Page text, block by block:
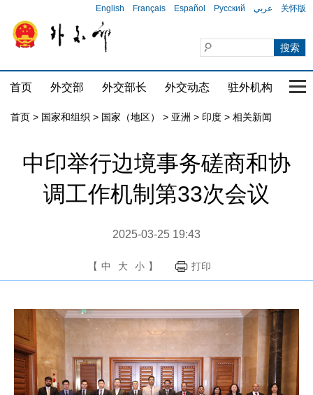
English Français Español Русский عربي 关怀版
首页 外交部 外交部长 外交动态 驻外机构 国
首页 > 国家和组织 > 国家（地区） > 亚洲 > 印度 > 相关新闻
中印举行边境事务磋商和协
调工作机制第33次会议
2025-03-25 19:43
【 中 大 小 】 打印